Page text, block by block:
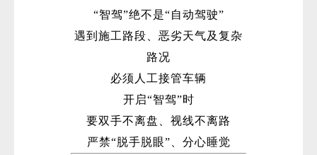
“智驾”绝不是“自动驾驶”
遇到施工路段、恶劣天气及复杂
路况
必须人工接管车辆
开启“智驾”时
要双手不离盘、视线不离路
严禁“脱手脱眼”、分心睡觉